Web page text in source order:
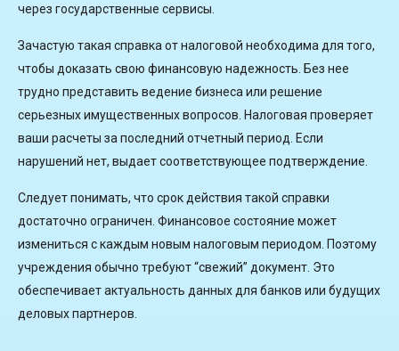
через государственные сервисы.
Зачастую такая справка от налоговой необходима для того,
чтобы доказать свою финансовую надежность. Без нее
трудно представить ведение бизнеса или решение
серьезных имущественных вопросов. Налоговая проверяет
ваши расчеты за последний отчетный период. Если
нарушений нет, выдает соответствующее подтверждение.
Следует понимать, что срок действия такой справки
достаточно ограничен. Финансовое состояние может
измениться с каждым новым налоговым периодом. Поэтому
учреждения обычно требуют “свежий” документ. Это
обеспечивает актуальность данных для банков или будущих
деловых партнеров.